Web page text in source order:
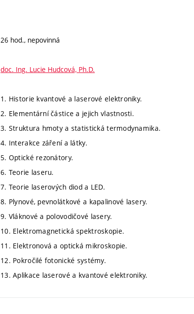
26 hod., nepovinná
doc. Ing. Lucie Hudcová, Ph.D.
1. Historie kvantové a laserové elektroniky.
2. Elementární částice a jejich vlastnosti.
3. Struktura hmoty a statistická termodynamika.
4. Interakce záření a látky.
5. Optické rezonátory.
6. Teorie laseru.
7. Teorie laserových diod a LED.
8. Plynové, pevnolátkové a kapalinové lasery.
9. Vláknové a polovodičové lasery.
10. Elektromagnetická spektroskopie.
11. Elektronová a optická mikroskopie.
12. Pokročilé fotonické systémy.
13. Aplikace laserové a kvantové elektroniky.